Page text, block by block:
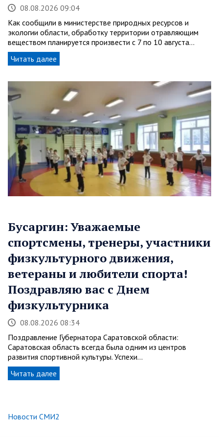
08.08.2026 09:04
Как сообщили в министерстве природных ресурсов и
экологии области, обработку территории отравляющим
веществом планируется произвести с 7 по 10 августа…
Читать далее
Бусаргин: Уважаемые
спортсмены, тренеры, участники
физкультурного движения,
ветераны и любители спорта!
Поздравляю вас с Днем
физкультурника
08.08.2026 08:34
Поздравление Губернатора Саратовской области:
Саратовская область всегда была одним из центров
развития спортивной культуры. Успехи…
Читать далее
Новости СМИ2